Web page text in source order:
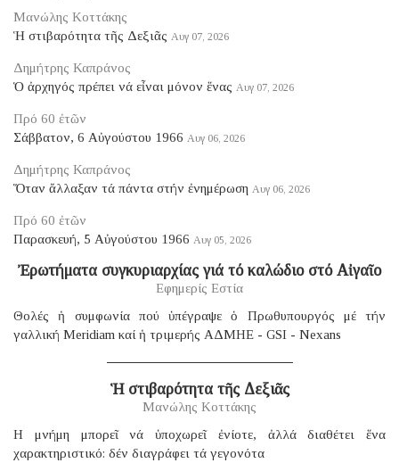
Μανώλης Κοττάκης
Ἡ στιβαρότητα τῆς Δεξιᾶς Αυγ 07, 2026
Δημήτρης Καπράνος
Ὁ ἀρχηγός πρέπει νά εἶναι μόνον ἕνας Αυγ 07, 2026
Πρό 60 ἐτῶν
Σάββατον, 6 Αὐγούστου 1966 Αυγ 06, 2026
Δημήτρης Καπράνος
Ὅταν ἄλλαξαν τά πάντα στήν ἐνημέρωση Αυγ 06, 2026
Πρό 60 ἐτῶν
Παρασκευή, 5 Αὐγούστου 1966 Αυγ 05, 2026
Ἐρωτήματα συγκυριαρχίας γιά τό καλώδιο στό Αἰγαῖο
Εφημερίς Εστία
Θολές ἡ συμφωνία πού ὑπέγραψε ὁ Πρωθυπουργός μέ τήν
γαλλική Μeridiam καί ἡ τριμερής ΑΔΜΗΕ - GSI - Nexans
Ἡ στιβαρότητα τῆς Δεξιᾶς
Μανώλης Κοττάκης
H μνήμη μπορεῖ νά ὑποχωρεῖ ἐνίοτε, ἀλλά διαθέτει ἕνα
χαρακτηριστικό: δέν διαγράφει τά γεγονότα